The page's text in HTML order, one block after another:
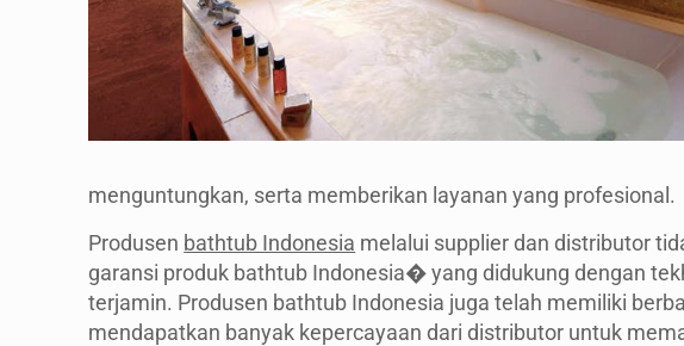
menguntungkan, serta memberikan layanan yang profesional.
Produsen bathtub Indonesia melalui supplier dan distributor
garansi produk bathtub Indonesia�yang didukung dengan
terjamin. Produsen bathtub Indonesia juga telah memiliki
mendapatkan banyak kepercayaan dari distributor untuk